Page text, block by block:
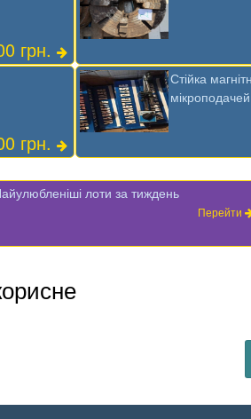
грн.
грн.
Стійка
мікроподачей
лоти за тиждень
Перейти